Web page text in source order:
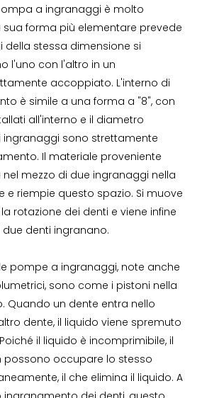
a ingranaggi è molto
sua forma più elementare prevede
della stessa dimensione si
l'uno con l'altro in un
accoppiato. L'interno di
è simile a una forma a "8", con
all'interno e il diametro
ingranaggi sono strettamente
Il materiale proveniente
mezzo di due ingranaggi nella
e riempie questo spazio. Si muove
rotazione dei denti e viene infine
denti ingranano.
pompe a ingranaggi, note anche
sono come i pistoni nella
Quando un dente entra nello
dente, il liquido viene spremuto
il liquido è incomprimibile, il
possono occupare lo stesso
il che elimina il liquido. A